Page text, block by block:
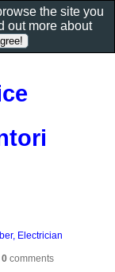
Electrician
0 comments
the site you
out more about